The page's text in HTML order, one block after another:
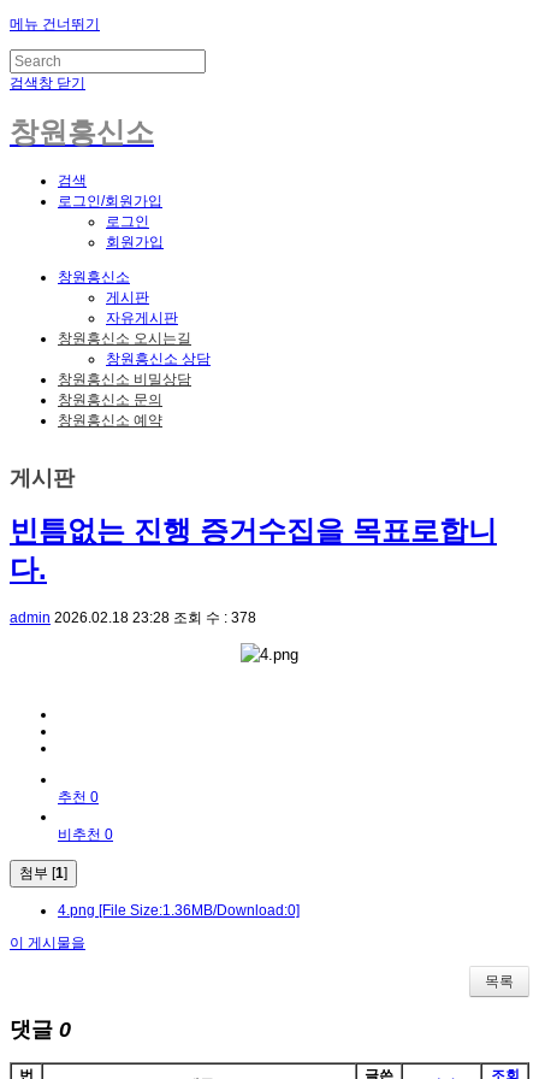
메뉴 건너뛰기
검색창 닫기
창원흥신소
검색
로그인/회원가입
로그인
회원가입
창원흥신소
게시판
자유게시판
창원흥신소 오시는길
창원흥신소 상담
창원흥신소 비밀상담
창원흥신소 문의
창원흥신소 예약
게시판
빈틈없는 진행 증거수집을 목표로합니
다.
admin 2026.02.18 23:28 조회 수 : 378
추천 0
비추천 0
첨부 [1]
4.png [File Size:1.36MB/Download:0]
이 게시물을
목록
댓글 0
번 글쓴 조회